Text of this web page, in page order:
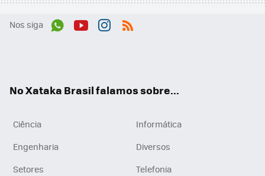
Nos siga
No Xataka Brasil falamos sobre...
Ciência
Informática
Engenharia
Diversos
Setores
Telefonia